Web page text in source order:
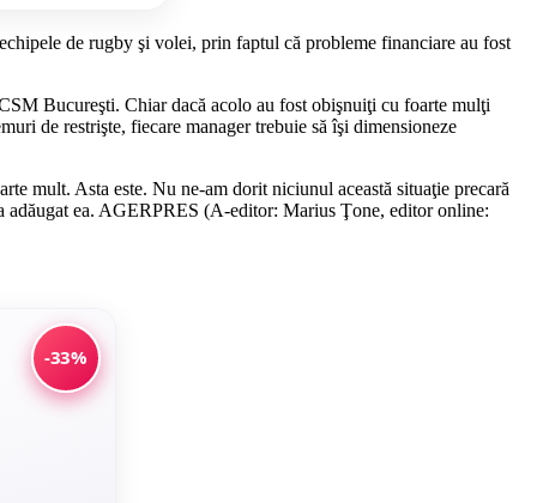
de rugby şi volei, prin faptul că probleme financiare au fost
Bucureşti. Chiar dacă acolo au fost obişnuiţi cu foarte mulţi
de restrişte, fiecare manager trebuie să îşi dimensioneze
mult. Asta este. Nu ne-am dorit niciunul această situaţie precară
adăugat ea. AGERPRES (A-editor: Marius Ţone, editor online:
-33%